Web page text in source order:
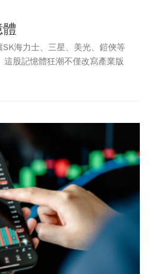
海力士、三星、美光、鎧俠等
這股記憶體狂潮不僅改寫產業版